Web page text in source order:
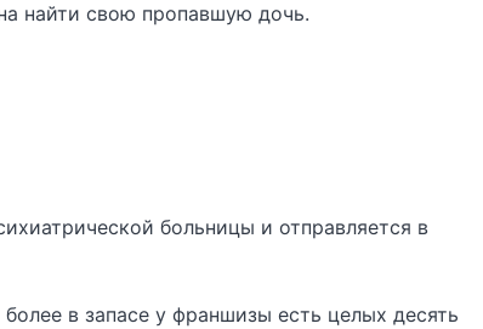
найти свою пропавшую дочь.
больницы и отправляется в
в запасе у франшизы есть целых десять